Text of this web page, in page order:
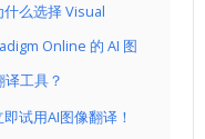
什么选择 Visual
Online 的 AI 图
译工具？
即试用AI图像翻译！